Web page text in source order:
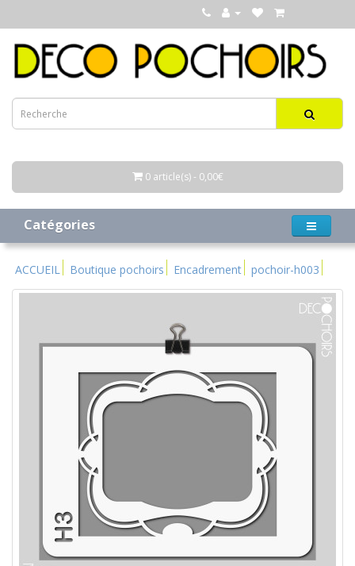
0 article(s) - 0,00€
Catégories
ACCUEIL Boutique pochoirs Encadrement pochoir-h003